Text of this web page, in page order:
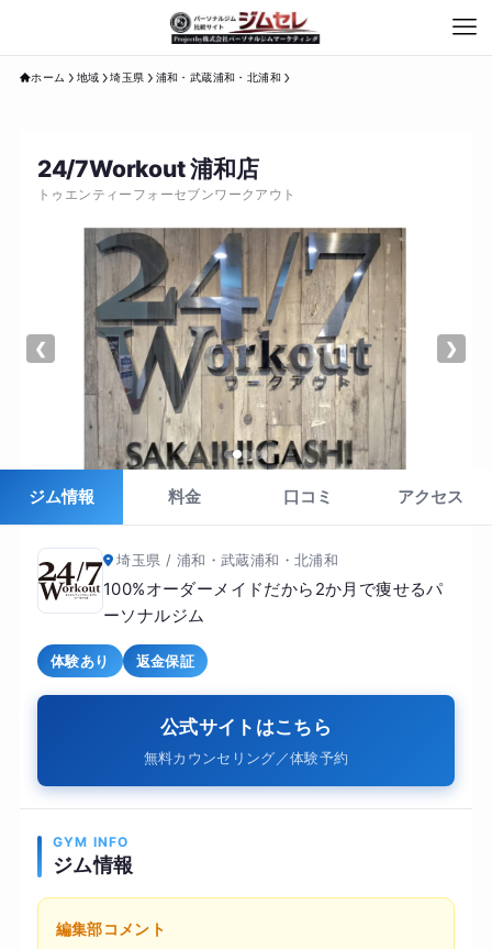
ホーム 地域 埼玉県 浦和・武蔵浦和・北浦和
24/7Workout 浦和店
トゥエンティーフォーセブンワークアウト
❮ ❯
ジム情報 料金 口コミ アクセス
埼玉県 / 浦和・武蔵浦和・北浦和
100%オーダーメイドだから2か月で痩せるパ
ーソナルジム
体験あり 返金保証
公式サイトはこちら
無料カウンセリング／体験予約
GYM INFO
ジム情報
編集部コメント